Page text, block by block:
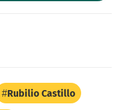
Rubilio Castillo